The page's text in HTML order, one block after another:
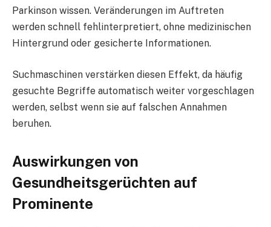
Parkinson wissen. Veränderungen im Auftreten
werden schnell fehlinterpretiert, ohne medizinischen
Hintergrund oder gesicherte Informationen.
Suchmaschinen verstärken diesen Effekt, da häufig
gesuchte Begriffe automatisch weiter vorgeschlagen
werden, selbst wenn sie auf falschen Annahmen
beruhen.
Auswirkungen von
Gesundheitsgerüchten auf
Prominente